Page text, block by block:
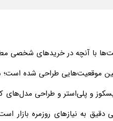
با آنچه در خریدهای شخصی
موقعیت‌هایی طراحی شده است؛
و پلی‌استر و طراحی مدل‌های
به نیازهای روزمره بازار